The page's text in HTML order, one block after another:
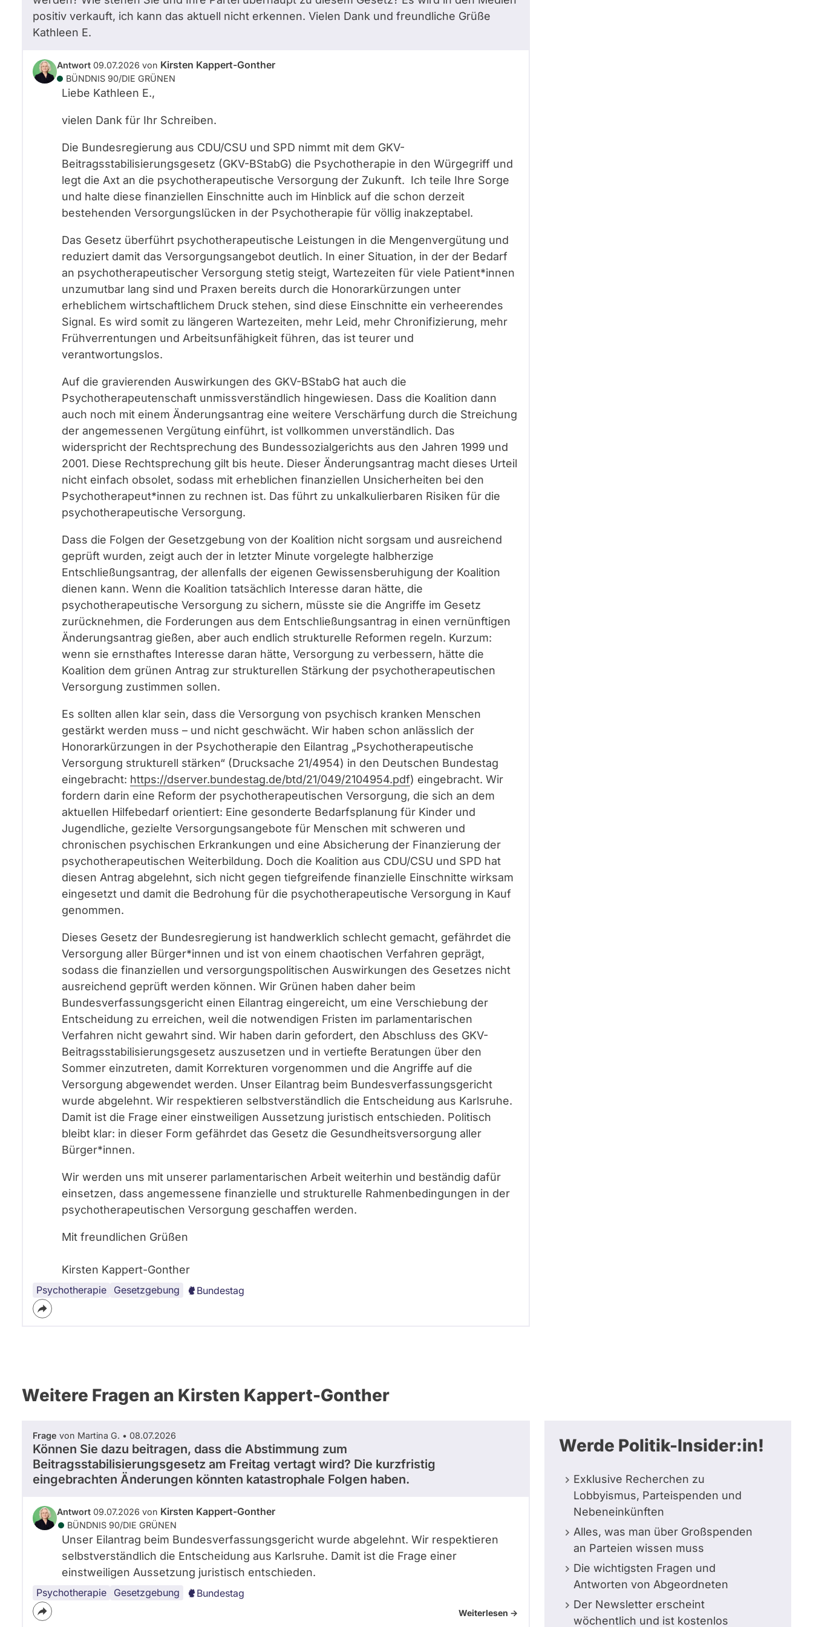
positiv verkauft, ich kann das aktuell nicht erkennen. Vielen Dank und freundliche Grüße
Kathleen E.
Antwort 09.07.2026 von Kirsten Kappert-Gonther
BÜNDNIS 90/­DIE GRÜNEN
Liebe Kathleen E.,
vielen Dank für Ihr Schreiben.
Die Bundesregierung aus CDU/CSU und SPD nimmt mit dem GKV-
Beitragsstabilisierungsgesetz (GKV-BStabG) die Psychotherapie in den Würgegriff und
legt die Axt an die psychotherapeutische Versorgung der Zukunft. Ich teile Ihre Sorge
und halte diese finanziellen Einschnitte auch im Hinblick auf die schon derzeit
bestehenden Versorgungslücken in der Psychotherapie für völlig inakzeptabel.
Das Gesetz überführt psychotherapeutische Leistungen in die Mengenvergütung und
reduziert damit das Versorgungsangebot deutlich. In einer Situation, in der der Bedarf
an psychotherapeutischer Versorgung stetig steigt, Wartezeiten für viele Patient*innen
unzumutbar lang sind und Praxen bereits durch die Honorarkürzungen unter
erheblichem wirtschaftlichem Druck stehen, sind diese Einschnitte ein verheerendes
Signal. Es wird somit zu längeren Wartezeiten, mehr Leid, mehr Chronifizierung, mehr
Frühverrentungen und Arbeitsunfähigkeit führen, das ist teurer und
verantwortungslos.
Auf die gravierenden Auswirkungen des GKV-BStabG hat auch die
Psychotherapeutenschaft unmissverständlich hingewiesen. Dass die Koalition dann
auch noch mit einem Änderungsantrag eine weitere Verschärfung durch die Streichung
der angemessenen Vergütung einführt, ist vollkommen unverständlich. Das
widerspricht der Rechtsprechung des Bundessozialgerichts aus den Jahren 1999 und
2001. Diese Rechtsprechung gilt bis heute. Dieser Änderungsantrag macht dieses Urteil
nicht einfach obsolet, sodass mit erheblichen finanziellen Unsicherheiten bei den
Psychotherapeut*innen zu rechnen ist. Das führt zu unkalkulierbaren Risiken für die
psychotherapeutische Versorgung.
Dass die Folgen der Gesetzgebung von der Koalition nicht sorgsam und ausreichend
geprüft wurden, zeigt auch der in letzter Minute vorgelegte halbherzige
Entschließungsantrag, der allenfalls der eigenen Gewissensberuhigung der Koalition
dienen kann. Wenn die Koalition tatsächlich Interesse daran hätte, die
psychotherapeutische Versorgung zu sichern, müsste sie die Angriffe im Gesetz
zurücknehmen, die Forderungen aus dem Entschließungsantrag in einen vernünftigen
Änderungsantrag gießen, aber auch endlich strukturelle Reformen regeln. Kurzum:
wenn sie ernsthaftes Interesse daran hätte, Versorgung zu verbessern, hätte die
Koalition dem grünen Antrag zur strukturellen Stärkung der psychotherapeutischen
Versorgung zustimmen sollen.
Es sollten allen klar sein, dass die Versorgung von psychisch kranken Menschen
gestärkt werden muss – und nicht geschwächt. Wir haben schon anlässlich der
Honorarkürzungen in der Psychotherapie den Eilantrag „Psychotherapeutische
Versorgung strukturell stärken“ (Drucksache 21/4954) in den Deutschen Bundestag
eingebracht: https://dserver.bundestag.de/btd/21/049/2104954.pdf) eingebracht. Wir
fordern darin eine Reform der psychotherapeutischen Versorgung, die sich an dem
aktuellen Hilfebedarf orientiert: Eine gesonderte Bedarfsplanung für Kinder und
Jugendliche, gezielte Versorgungsangebote für Menschen mit schweren und
chronischen psychischen Erkrankungen und eine Absicherung der Finanzierung der
psychotherapeutischen Weiterbildung. Doch die Koalition aus CDU/CSU und SPD hat
diesen Antrag abgelehnt, sich nicht gegen tiefgreifende finanzielle Einschnitte wirksam
eingesetzt und damit die Bedrohung für die psychotherapeutische Versorgung in Kauf
genommen.
Dieses Gesetz der Bundesregierung ist handwerklich schlecht gemacht, gefährdet die
Versorgung aller Bürger*innen und ist von einem chaotischen Verfahren geprägt,
sodass die finanziellen und versorgungspolitischen Auswirkungen des Gesetzes nicht
ausreichend geprüft werden können. Wir Grünen haben daher beim
Bundesverfassungsgericht einen Eilantrag eingereicht, um eine Verschiebung der
Entscheidung zu erreichen, weil die notwendigen Fristen im parlamentarischen
Verfahren nicht gewahrt sind. Wir haben darin gefordert, den Abschluss des GKV-
Beitragsstabilisierungsgesetz auszusetzen und in vertiefte Beratungen über den
Sommer einzutreten, damit Korrekturen vorgenommen und die Angriffe auf die
Versorgung abgewendet werden. Unser Eilantrag beim Bundesverfassungsgericht
wurde abgelehnt. Wir respektieren selbstverständlich die Entscheidung aus Karlsruhe.
Damit ist die Frage einer einstweiligen Aussetzung juristisch entschieden. Politisch
bleibt klar: in dieser Form gefährdet das Gesetz die Gesundheitsversorgung aller
Bürger*innen.
Wir werden uns mit unserer parlamentarischen Arbeit weiterhin und beständig dafür
einsetzen, dass angemessene finanzielle und strukturelle Rahmenbedingungen in der
psychotherapeutischen Versorgung geschaffen werden.
Mit freundlichen Grüßen
Kirsten Kappert-Gonther
Psychotherapie Gesetzgebung Bundestag
Weitere Fragen an Kirsten Kappert-Gonther
Frage von Martina G. • 08.07.2026
Können Sie dazu beitragen, dass die Abstimmung zum
Beitragsstabilisierungsgesetz am Freitag vertagt wird? Die kurzfristig
eingebrachten Änderungen könnten katastrophale Folgen haben.
Antwort 09.07.2026 von Kirsten Kappert-Gonther
BÜNDNIS 90/­DIE GRÜNEN
Unser Eilantrag beim Bundesverfassungsgericht wurde abgelehnt. Wir respektieren
selbstverständlich die Entscheidung aus Karlsruhe. Damit ist die Frage einer
einstweiligen Aussetzung juristisch entschieden.
Psychotherapie Gesetzgebung Bundestag
Weiterlesen ->
Werde Politik-Insider:in!
Exklusive Recherchen zu
Lobbyismus, Parteispenden und
Nebeneinkünften
Alles, was man über Großspenden
an Parteien wissen muss
Die wichtigsten Fragen und
Antworten von Abgeordneten
Der Newsletter erscheint
wöchentlich und ist kostenlos